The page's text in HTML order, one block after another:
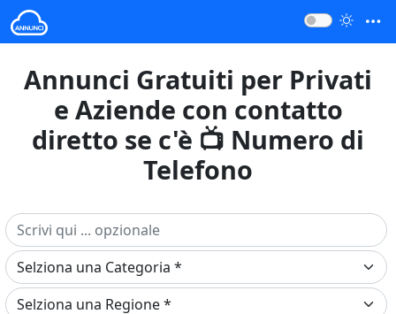
Annunci Gratuiti per Privati
e Aziende con contatto
diretto se c'è 📺 Numero di
Telefono